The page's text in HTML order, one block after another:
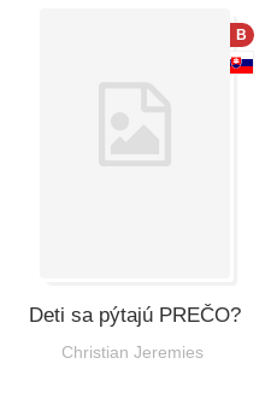
B
Deti sa pýtajú PREČO?
Christian Jeremies